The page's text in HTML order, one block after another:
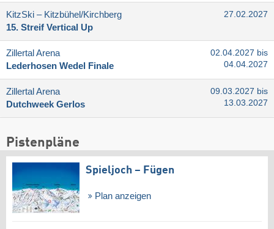
KitzSki – Kitzbühel/​Kirchberg
15. Streif Vertical Up
27.02.2027
Zillertal Arena
Lederhosen Wedel Finale
02.04.2027 bis
04.04.2027
Zillertal Arena
Dutchweek Gerlos
09.03.2027 bis
13.03.2027
Pistenpläne
Spieljoch – Fügen
Plan anzeigen